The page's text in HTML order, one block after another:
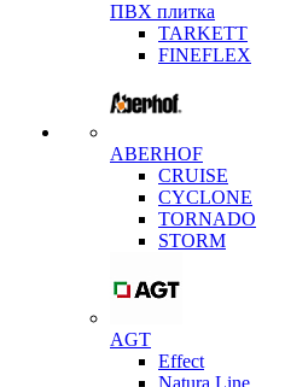
ПВХ плитка
TARKETT
FINEFLEX
ABERHOF
CRUISE
CYCLONE
TORNADO
STORM
AGT
Effect
Natura Line